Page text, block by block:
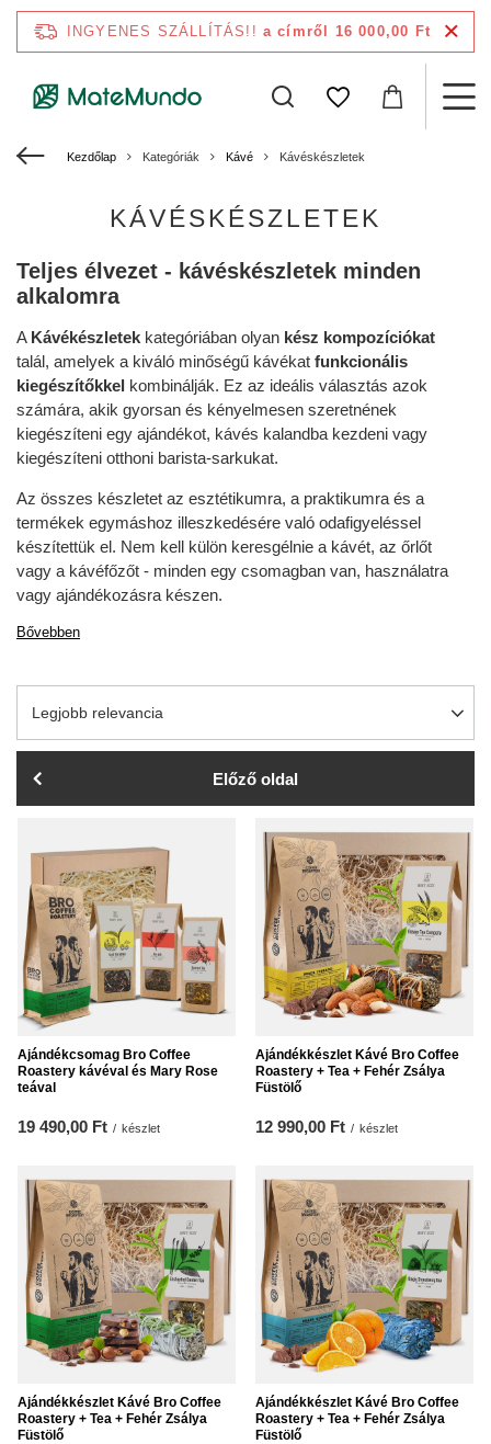
INGYENES SZÁLLÍTÁS!! a címről 16 000,00 Ft
Kezdőlap Kategóriák Kávé Kávéskészletek
KÁVÉSKÉSZLETEK
Teljes élvezet - kávéskészletek minden
alkalomra
A Kávékészletek kategóriában olyan kész kompozíciókat
talál, amelyek a kiváló minőségű kávékat funkcionális
kiegészítőkkel kombinálják. Ez az ideális választás azok
számára, akik gyorsan és kényelmesen szeretnének
kiegészíteni egy ajándékot, kávés kalandba kezdeni vagy
kiegészíteni otthoni barista-sarkukat.
Az összes készletet az esztétikumra, a praktikumra és a
termékek egymáshoz illeszkedésére való odafigyeléssel
készítettük el. Nem kell külön keresgélnie a kávét, az őrlőt
vagy a kávéfőzőt - minden egy csomagban van, használatra
vagy ajándékozásra készen.
Bővebben
A rendezés megváltoztatása
Legjobb relevancia
Előző oldal
Ajándékcsomag Bro Coffee
Roastery kávéval és Mary Rose
teával
19 490,00 Ft / készlet
Ajándékkészlet Kávé Bro Coffee
Roastery + Tea + Fehér Zsálya
Füstölő
12 990,00 Ft / készlet
Ajándékkészlet Kávé Bro Coffee
Roastery + Tea + Fehér Zsálya
Füstölő
Ajándékkészlet Kávé Bro Coffee
Roastery + Tea + Fehér Zsálya
Füstölő